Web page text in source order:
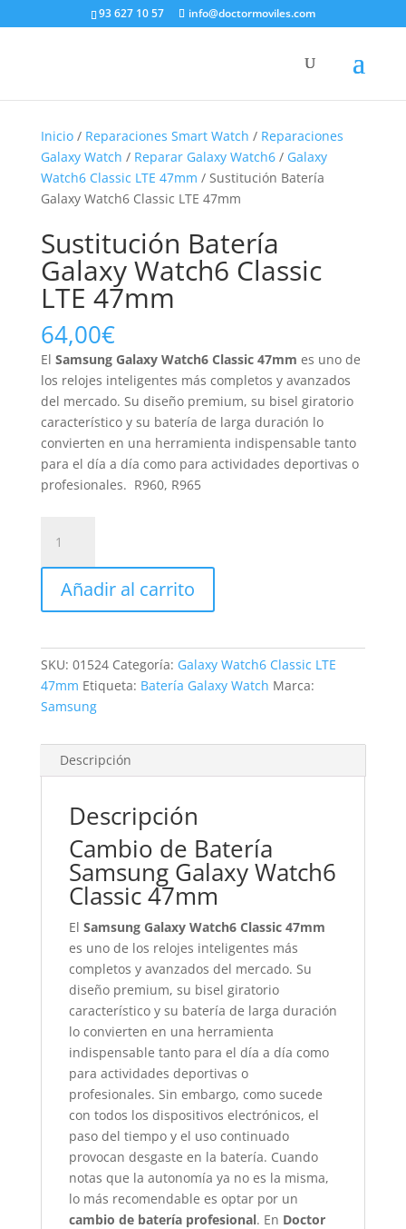
93 627 10 57 info@doctormoviles.com
Inicio/ Reparaciones Smart Watch / Reparaciones
Galaxy Watch / Reparar Galaxy Watch6/ Galaxy
Watch6 Classic LTE 47mm / Sustitución Batería
Galaxy Watch6 Classic LTE 47mm
Sustitución Batería
Galaxy Watch6 Classic
LTE 47mm
64,00€
El Samsung Galaxy Watch6 Classic 47mm es uno de
los relojes inteligentes más completos y avanzados
del mercado. Su diseño premium, su bisel giratorio
característico y su batería de larga duración lo
convierten en una herramienta indispensable tanto
para el día a día como para actividades deportivas o
profesionales. R960, R965
Batería
Galaxy
Watch6
Classic
47mm
cantidad
Añadir al carrito
SKU: 01524 Categoría: Galaxy Watch6 Classic LTE
47mm Etiqueta: Batería Galaxy Watch Marca:
Samsung
Descripción
Descripción
Cambio de Batería
Samsung Galaxy Watch6
Classic 47mm
El Samsung Galaxy Watch6 Classic 47mm
es uno de los relojes inteligentes más
completos y avanzados del mercado. Su
diseño premium, su bisel giratorio
característico y su batería de larga duración
lo convierten en una herramienta
indispensable tanto para el día a día como
para actividades deportivas o
profesionales. Sin embargo, como sucede
con todos los dispositivos electrónicos, el
paso del tiempo y el uso continuado
provocan desgaste en la batería. Cuando
notas que la autonomía ya no es la misma,
lo más recomendable es optar por un
cambio de batería profesional. En Doctor